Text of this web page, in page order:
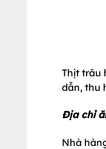
Thịt trâu
dẫn, thu
Địa chỉ
Nhà